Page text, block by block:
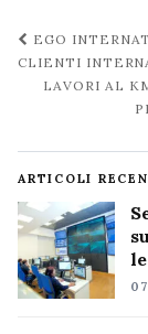
post
EGO
CLIENTI
LAVORI AL
ARTICOLI